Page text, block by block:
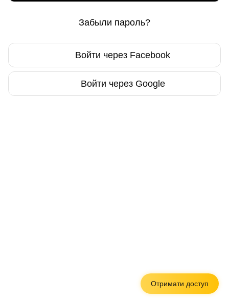
Забыли пароль?
Войти через Facebook
Войти через Google
Отримати доступ